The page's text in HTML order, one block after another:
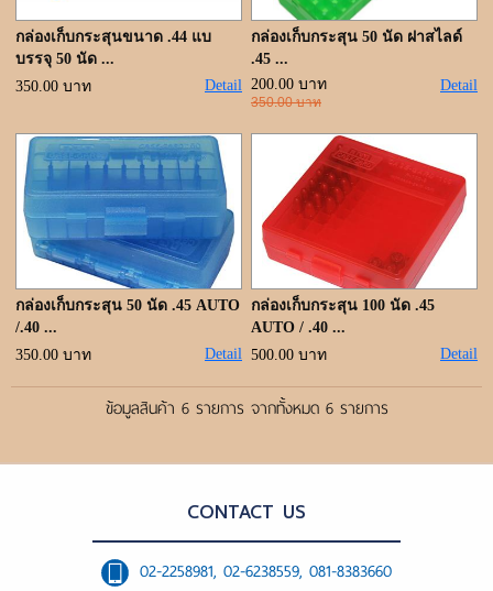
กล่องเก็บกระสุนขนาด .44 แบ
บรรจุ 50 นัด ...
350.00 บาท
Detail
กล่องเก็บกระสุน 50 นัด ฝาสไลด์
.45 ...
200.00 บาท
350.00 บาท
Detail
กล่องเก็บกระสุน 50 นัด .45 AUTO
/.40 ...
350.00 บาท
Detail
กล่องเก็บกระสุน 100 นัด .45
AUTO / .40 ...
500.00 บาท
Detail
ข้อมูลสินค้า 6 รายการ จากทั้งหมด 6 รายการ
CONTACT US
02-2258981, 02-6238559, 081-8383660